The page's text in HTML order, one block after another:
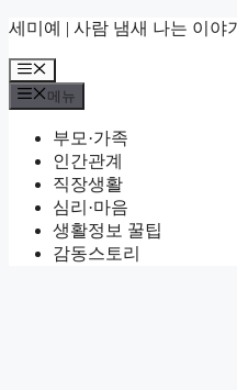
컨
츠
로
세미예 | 사람 냄새 나는 이야기
메
뉴
메뉴
부모·가족
인간관계
직장생활
심리·마음
생활정보 꿀팁
감동스토리